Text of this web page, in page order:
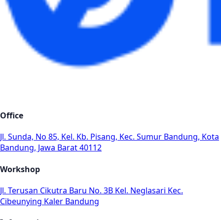
Office
Jl. Sunda, No 85, Kel. Kb. Pisang, Kec. Sumur Bandung, Kota
Bandung, Jawa Barat 40112
Workshop
Jl. Terusan Cikutra Baru No. 3B Kel. Neglasari Kec.
Cibeunying Kaler Bandung